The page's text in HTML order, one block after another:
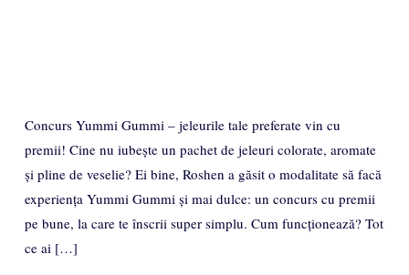
Concurs Yummi Gummi – jeleurile tale preferate vin cu
premii! Cine nu iubește un pachet de jeleuri colorate, aromate
și pline de veselie? Ei bine, Roshen a găsit o modalitate să facă
experiența Yummi Gummi și mai dulce: un concurs cu premii
pe bune, la care te înscrii super simplu. Cum funcționează? Tot
ce ai […]